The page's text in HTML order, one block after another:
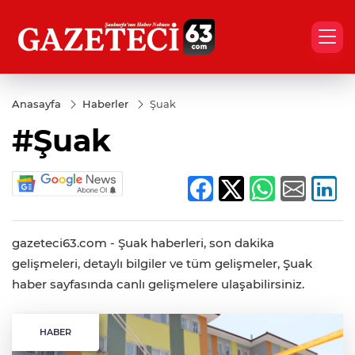
Anasayfa Haberler Şuak
#Şuak
gazeteci63.com - Şuak haberleri, son dakika
gelişmeleri, detaylı bilgiler ve tüm gelişmeler, Şuak
haber sayfasında canlı gelişmelere ulaşabilirsiniz.
HABER